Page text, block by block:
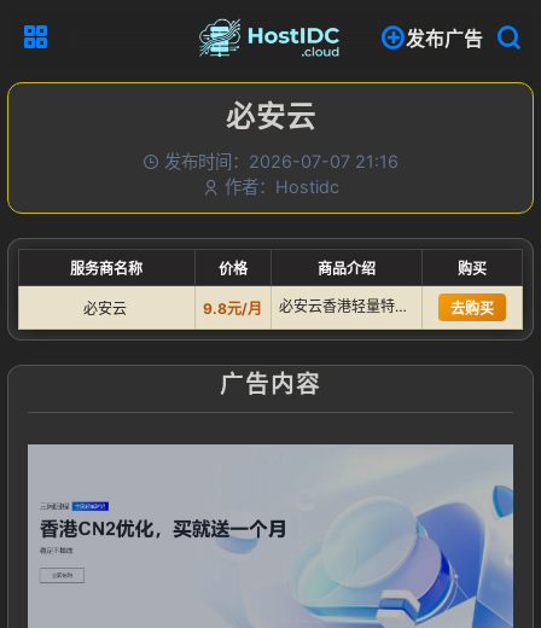
发布广告
必安云
发布时间：2026-07-07 21:16
作者：Hostidc
服务商名称 价格 商品介绍 购买
必安云 9.8元/月 必安云香港轻量特价区：2核2G内存15M带宽不限流量，活动期… 去购买
广告内容